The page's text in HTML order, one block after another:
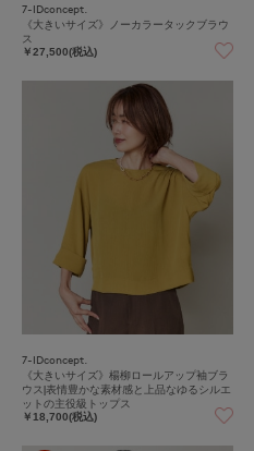
7-IDconcept.
《大きいサイズ》ノーカラータックブラウ
ス
￥27,500(税込)
7-IDconcept.
《大きいサイズ》楊柳ロールアップ袖ブラ
ウス|表情豊かな素材感と上品なゆるシルエ
ットの主役級トップス
￥18,700(税込)